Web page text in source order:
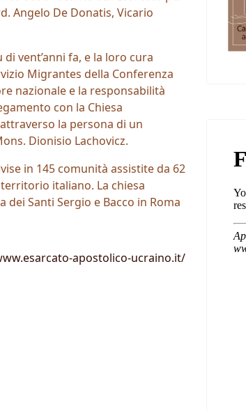
Angelo De Donatis, Vicario
vent’anni fa, e la loro cura
Migrantes della Conferenza
nazionale e la responsabilità
con la Chiesa
la persona di un
Dionisio Lachovicz.
in 145 comunità assistite da 62
italiano. La chiesa
dei Santi Sergio e Bacco in Roma
apostolico-ucraino.it/